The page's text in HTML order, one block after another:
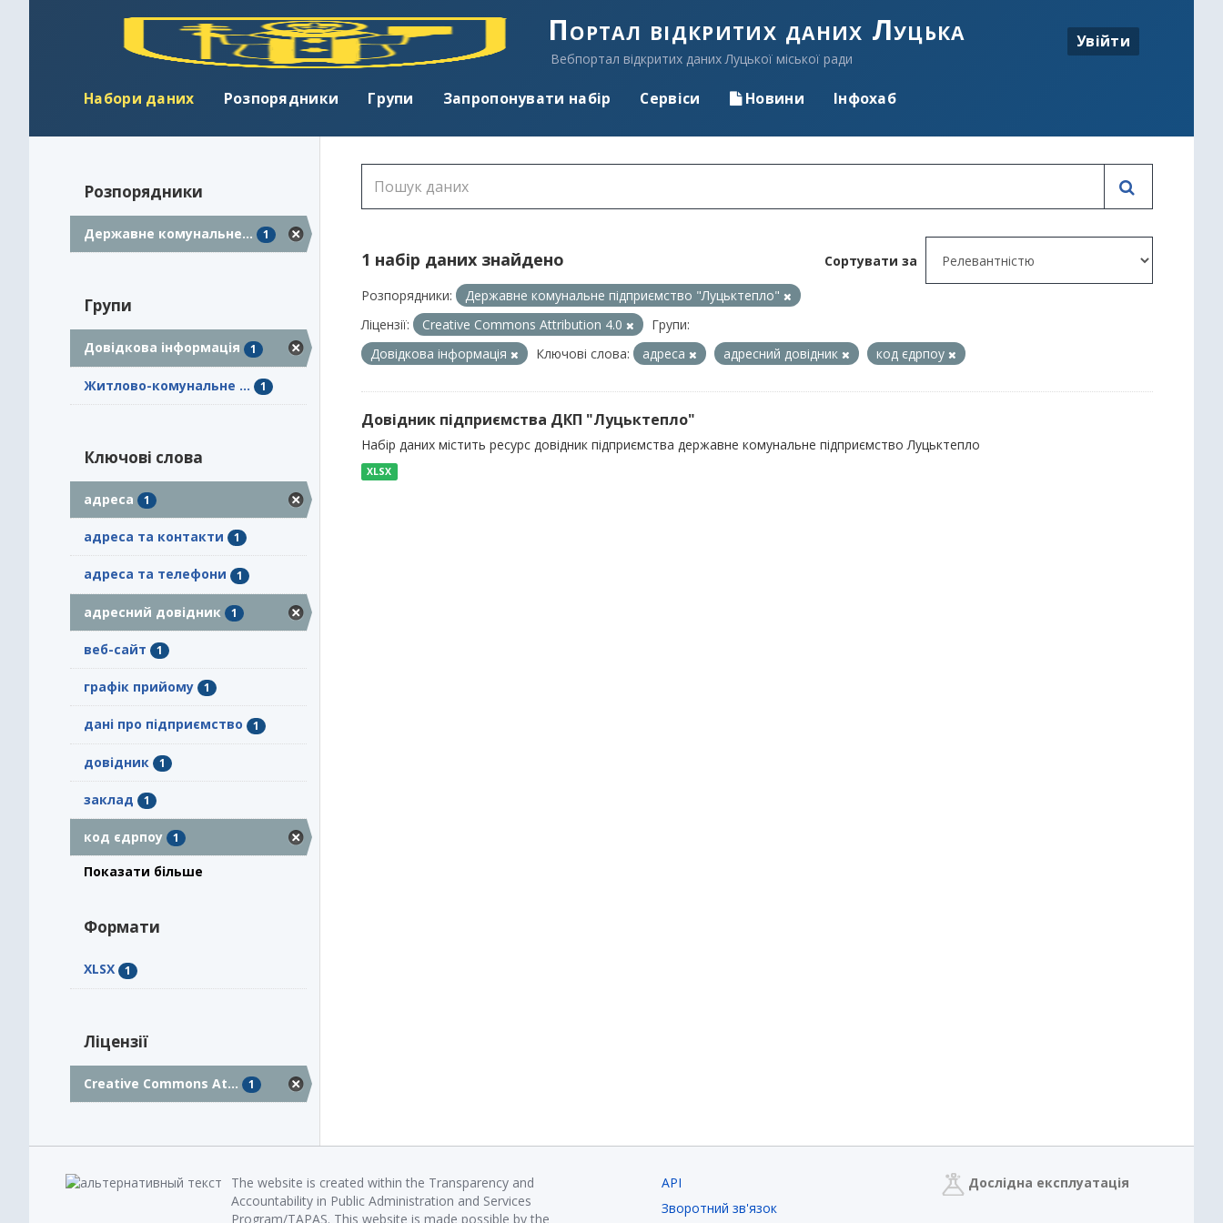
Портал відкритих даних Луцька
Вебпортал відкритих даних Луцької міської ради
Увійти
Набори даних Розпорядники Групи Запропонувати набір Сервіси Новини Інфохаб
Розпорядники
Державне комунальне... 1
Групи
Довідкова інформація 1
Житлово-комунальне ... 1
Ключові слова
адреса 1
адреса та контакти 1
адреса та телефони 1
адресний довідник 1
веб-сайт 1
графік прийому 1
дані про підприємство 1
довідник 1
заклад 1
код єдрпоу 1
Показати більше
Формати
XLSX 1
Ліцензії
Creative Commons At... 1
Сортувати за
1 набір даних знайдено
Розпорядники:
Державне комунальне підприємство "Луцьктепло"
Ліцензії:
Creative Commons Attribution 4.0
Групи:
Довідкова інформація
Ключові слова: адреса адресний довідник код єдрпоу
Довідник підприємства ДКП "Луцьктепло"
Набір даних містить ресурс довідник підприємства державне комунальне підприємство Луцьктепло
XLSX
The website is created within the Transparency and
Accountability in Public Administration and Services
Program/TAPAS. This website is made possible by the
API
Зворотний зв'язок
Дослідна експлуатація